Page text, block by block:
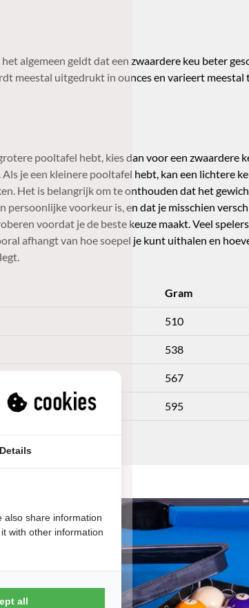
algemeen geldt dat een zwaardere keu beter
meestal uitgedrukt in ounces en varieert meestal
pooltafel hebt, kies dan voor een zwaardere
Als je een kleinere pooltafel hebt, kan een lichtere
Het is belangrijk om te onthouden dat het
persoonlijke voorkeur is, en dat je misschien
voordat je de beste keuze maakt. Veel
afhangt van hoe soepel je kunt uithalen en
Gram
510
538
567
595
Details
also share information
with other information
all